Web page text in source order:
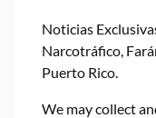
Noticias
Narcotráfico,
Puerto Rico.
We may collect